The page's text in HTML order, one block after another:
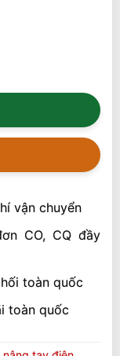
vận chuyển
CO, CQ đầy
toàn quốc
toàn quốc